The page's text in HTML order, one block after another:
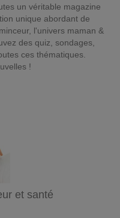
un véritable magazine
unique abordant de
l'univers maman &
des quiz, sondages,
ces thématiques.
!
et santé